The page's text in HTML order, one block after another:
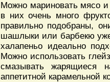
Можно мариновать мясо и
в них очень много
правильно подобраны,
шашлыки или барбекю
халапеньо идеально
Можно использовать
смазывать жарящиеся
аппетитной карамельной